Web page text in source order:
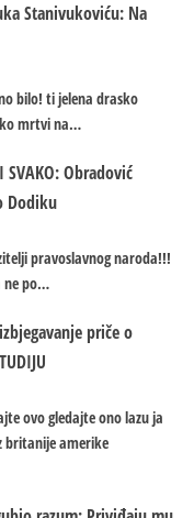
Stanivukoviću: Na
bilo! ti jelena drasko
mrtvi na…
SVAKO: Obradović
Dodiku
pravoslavnog naroda!!!
ne po…
priče o
ovo gledajte ono lazu ja
britanije amerike